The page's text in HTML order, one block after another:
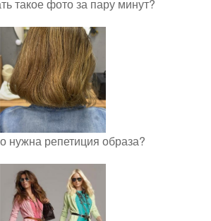
такое фото за пару минут?
нужна репетиция образа?